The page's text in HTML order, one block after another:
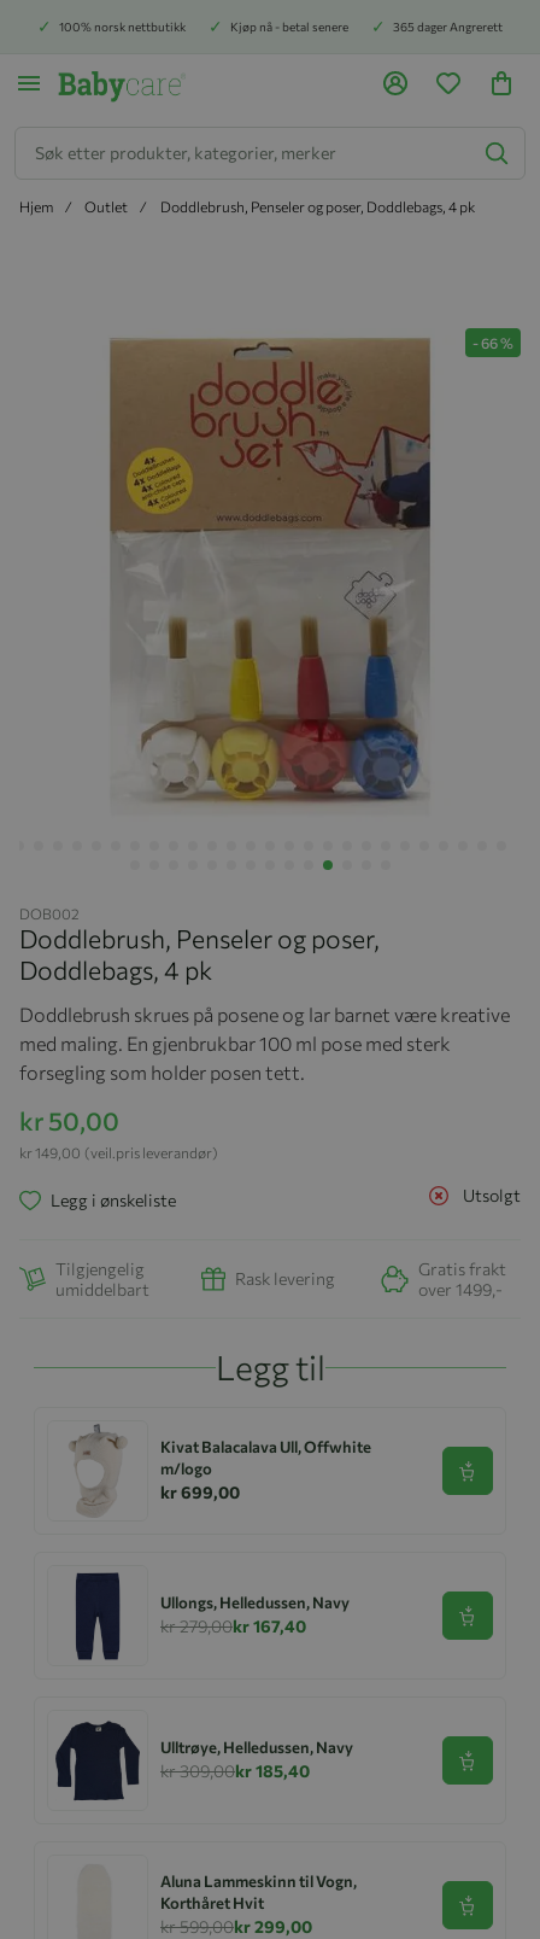
100% norsk nettbutikk Kjøp nå - betal senere 365 dager Angrerett
Hjem Outlet Doddlebrush, Penseler og poser, Doddlebags, 4 pk
Hopp til slutten av bildegalleriet -66%
DOB002
Doddlebrush, Penseler og poser,
Doddlebags, 4 pk
Doddlebrush skrues på posene og lar barnet være kreative
med maling. En gjenbrukbar 100 ml pose med sterk
forsegling som holder posen tett.
kr 50,00
(veil.pris leverandør)
kr 149,00
Utsolgt
Legg i ønskeliste
Tilgjengelig
umiddelbart
Rask levering
Gratis frakt
over 1499,-
Legg til
Kivat Balacalava Ull, Offwhite
m/logo
kr 699,00
Se
Ullongs, Helledussen, Navy
kr 279,00kr 167,40 Se
Ulltrøye, Helledussen, Navy
kr 309,00kr 185,40 Se
Aluna Lammeskinn til Vogn,
Korthåret Hvit
kr 599,00kr 299,00
Se